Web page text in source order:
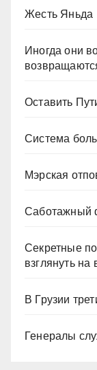
Жесть Яньда
Иногда они
Оставить
Система
Мэрская
Саботажный
Секретные
взглянуть на
В Грузии
Генералы